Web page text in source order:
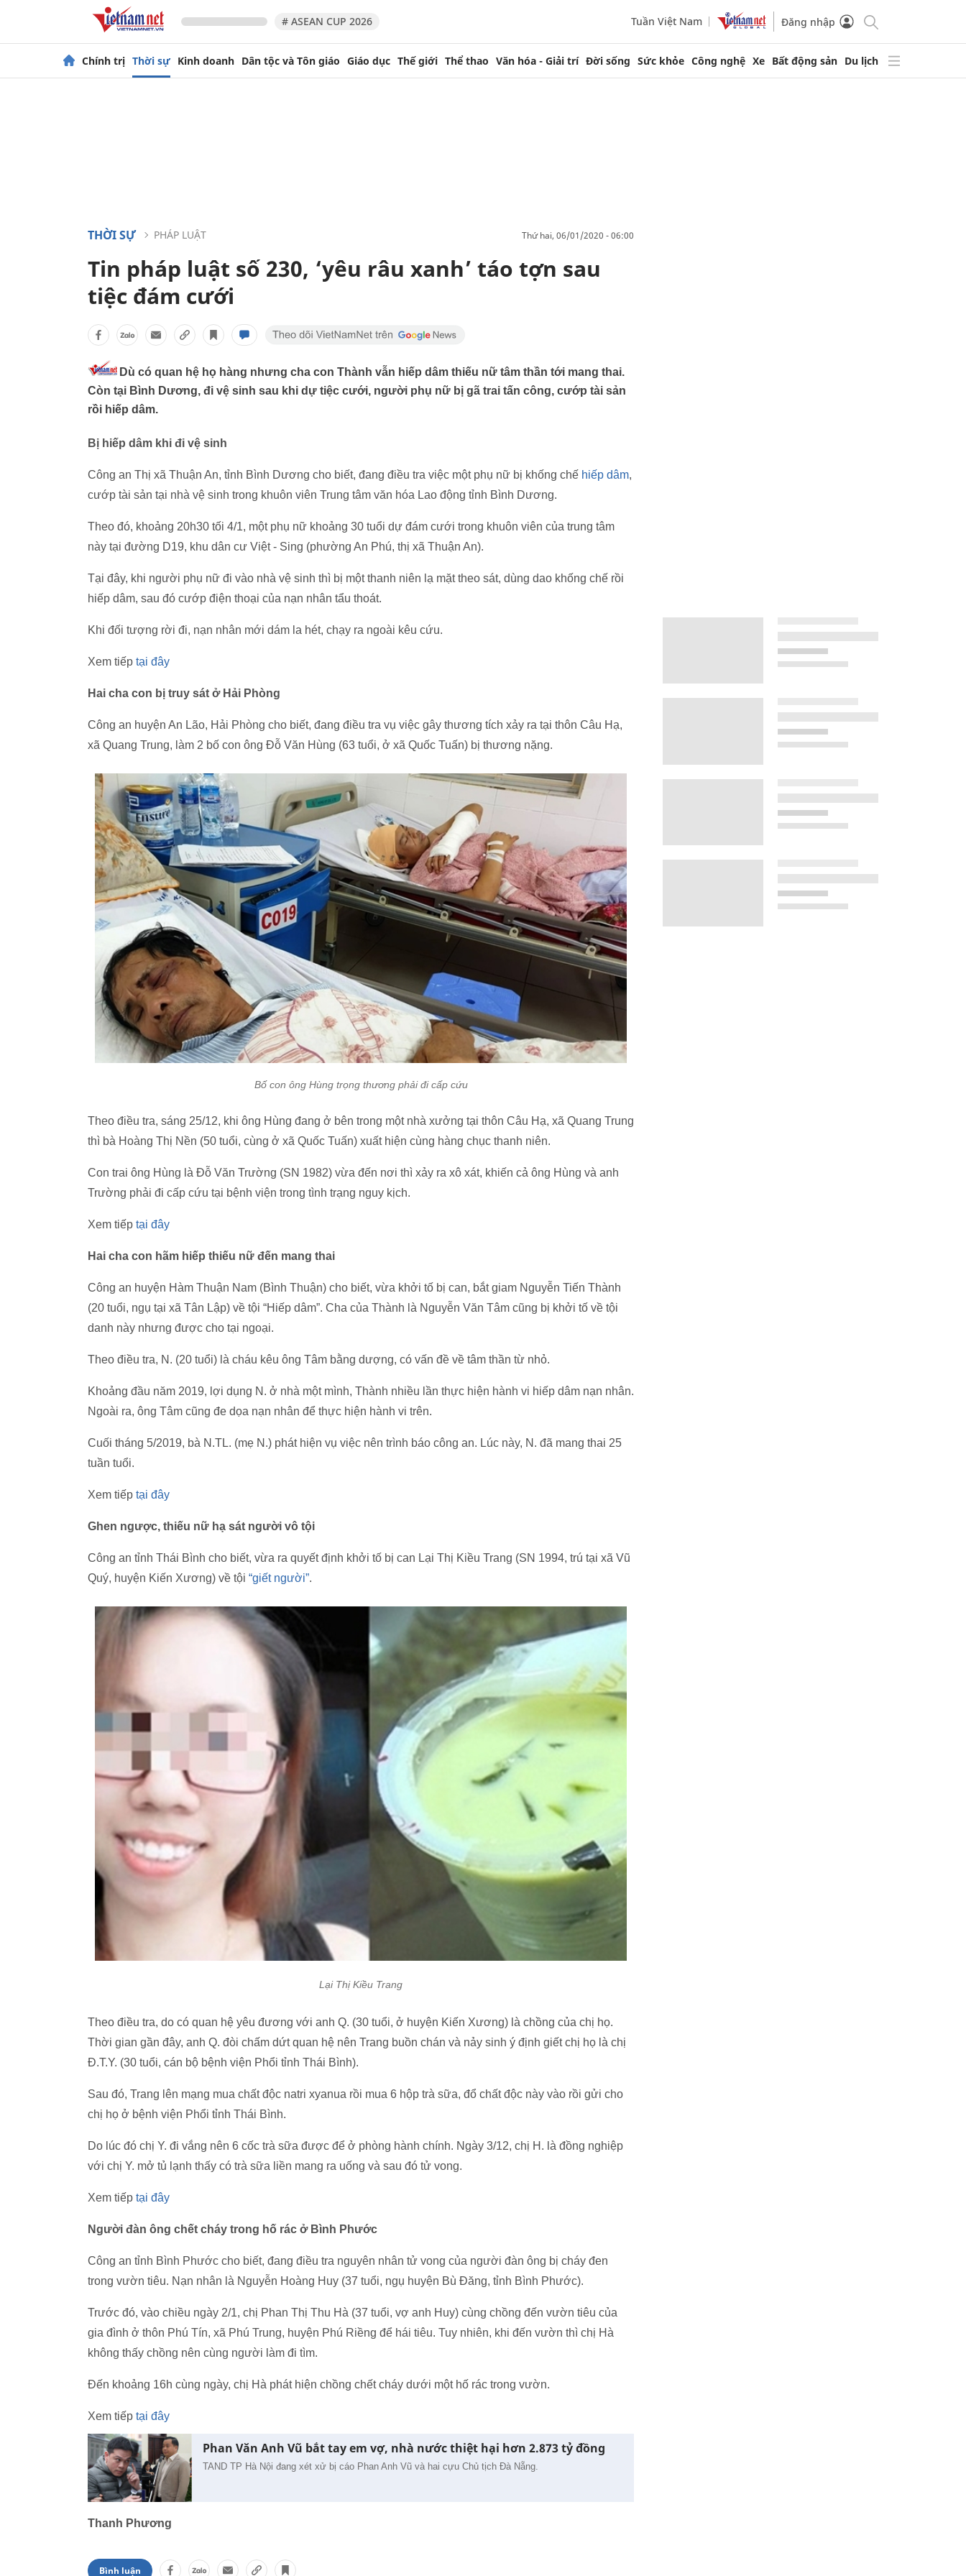
# ASEAN CUP 2026 Tuần Việt Nam Đăng nhập
Chính trị Thời sự Kinh doanh Dân tộc và Tôn giáo Giáo dục Thế giới Thể thao Văn hóa - Giải trí Đời sống Sức khỏe Công nghệ Xe Bất động sản Du lịch
THỜI SỰ PHÁP LUẬT thứ hai, 06/01/2020 - 06:00
Tin pháp luật số 230, ‘yêu râu xanh’ táo tợn sau
tiệc đám cưới
Dù có quan hệ họ hàng nhưng cha con Thành vẫn hiếp dâm thiếu nữ tâm thần tới mang thai.
Còn tại Bình Dương, đi vệ sinh sau khi dự tiệc cưới, người phụ nữ bị gã trai tấn công, cướp tài sản
rồi hiếp dâm.
Bị hiếp dâm khi đi vệ sinh
Công an Thị xã Thuận An, tỉnh Bình Dương cho biết, đang điều tra việc một phụ nữ bị khống chế hiếp dâm,
cướp tài sản tại nhà vệ sinh trong khuôn viên Trung tâm văn hóa Lao động tỉnh Bình Dương.
Theo đó, khoảng 20h30 tối 4/1, một phụ nữ khoảng 30 tuổi dự đám cưới trong khuôn viên của trung tâm
này tại đường D19, khu dân cư Việt - Sing (phường An Phú, thị xã Thuận An).
Tại đây, khi người phụ nữ đi vào nhà vệ sinh thì bị một thanh niên lạ mặt theo sát, dùng dao khống chế rồi
hiếp dâm, sau đó cướp điện thoại của nạn nhân tẩu thoát.
Khi đối tượng rời đi, nạn nhân mới dám la hét, chạy ra ngoài kêu cứu.
Xem tiếp tại đây
Hai cha con bị truy sát ở Hải Phòng
Công an huyện An Lão, Hải Phòng cho biết, đang điều tra vụ việc gây thương tích xảy ra tại thôn Câu Hạ,
xã Quang Trung, làm 2 bố con ông Đỗ Văn Hùng (63 tuổi, ở xã Quốc Tuấn) bị thương nặng.
Bố con ông Hùng trọng thương phải đi cấp cứu
Theo điều tra, sáng 25/12, khi ông Hùng đang ở bên trong một nhà xưởng tại thôn Câu Hạ, xã Quang Trung
thì bà Hoàng Thị Nền (50 tuổi, cùng ở xã Quốc Tuấn) xuất hiện cùng hàng chục thanh niên.
Con trai ông Hùng là Đỗ Văn Trường (SN 1982) vừa đến nơi thì xảy ra xô xát, khiến cả ông Hùng và anh
Trường phải đi cấp cứu tại bệnh viện trong tình trạng nguy kịch.
Xem tiếp tại đây
Hai cha con hãm hiếp thiếu nữ đến mang thai
Công an huyện Hàm Thuận Nam (Bình Thuận) cho biết, vừa khởi tố bị can, bắt giam Nguyễn Tiến Thành
(20 tuổi, ngụ tại xã Tân Lập) về tội “Hiếp dâm”. Cha của Thành là Nguyễn Văn Tâm cũng bị khởi tố về tội
danh này nhưng được cho tại ngoại.
Theo điều tra, N. (20 tuổi) là cháu kêu ông Tâm bằng dượng, có vấn đề về tâm thần từ nhỏ.
Khoảng đầu năm 2019, lợi dụng N. ở nhà một mình, Thành nhiều lần thực hiện hành vi hiếp dâm nạn nhân.
Ngoài ra, ông Tâm cũng đe dọa nạn nhân để thực hiện hành vi trên.
Cuối tháng 5/2019, bà N.TL. (mẹ N.) phát hiện vụ việc nên trình báo công an. Lúc này, N. đã mang thai 25
tuần tuổi.
Xem tiếp tại đây
Ghen ngược, thiếu nữ hạ sát người vô tội
Công an tỉnh Thái Bình cho biết, vừa ra quyết định khởi tố bị can Lại Thị Kiều Trang (SN 1994, trú tại xã Vũ
Quý, huyện Kiến Xương) về tội “giết người”.
Lại Thị Kiều Trang
Theo điều tra, do có quan hệ yêu đương với anh Q. (30 tuổi, ở huyện Kiến Xương) là chồng của chị họ.
Thời gian gần đây, anh Q. đòi chấm dứt quan hệ nên Trang buồn chán và nảy sinh ý định giết chị họ là chị
Đ.T.Y. (30 tuổi, cán bộ bệnh viện Phổi tỉnh Thái Bình).
Sau đó, Trang lên mạng mua chất độc natri xyanua rồi mua 6 hộp trà sữa, đổ chất độc này vào rồi gửi cho
chị họ ở bệnh viện Phổi tỉnh Thái Bình.
Do lúc đó chị Y. đi vắng nên 6 cốc trà sữa được để ở phòng hành chính. Ngày 3/12, chị H. là đồng nghiệp
với chị Y. mở tủ lạnh thấy có trà sữa liền mang ra uống và sau đó tử vong.
Xem tiếp tại đây
Người đàn ông chết cháy trong hố rác ở Bình Phước
Công an tỉnh Bình Phước cho biết, đang điều tra nguyên nhân tử vong của người đàn ông bị cháy đen
trong vườn tiêu. Nạn nhân là Nguyễn Hoàng Huy (37 tuổi, ngụ huyện Bù Đăng, tỉnh Bình Phước).
Trước đó, vào chiều ngày 2/1, chị Phan Thị Thu Hà (37 tuổi, vợ anh Huy) cùng chồng đến vườn tiêu của
gia đình ở thôn Phú Tín, xã Phú Trung, huyện Phú Riềng để hái tiêu. Tuy nhiên, khi đến vườn thì chị Hà
không thấy chồng nên cùng người làm đi tìm.
Đến khoảng 16h cùng ngày, chị Hà phát hiện chồng chết cháy dưới một hố rác trong vườn.
Xem tiếp tại đây
Phan Văn Anh Vũ bắt tay em vợ, nhà nước thiệt hại hơn 2.873 tỷ đồng
TAND TP Hà Nội đang xét xử bị cáo Phan Anh Vũ và hai cựu Chủ tịch Đà Nẵng.
Thanh Phương
Bình luận